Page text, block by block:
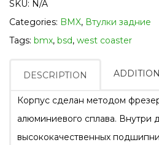
SKU: N/A
Categories: BMX, Втулки задние
Tags: bmx, bsd, west coaster
DESCRIPTION
Корпус сделан методом
алюминиевого сплава. Внутри
высококачественных